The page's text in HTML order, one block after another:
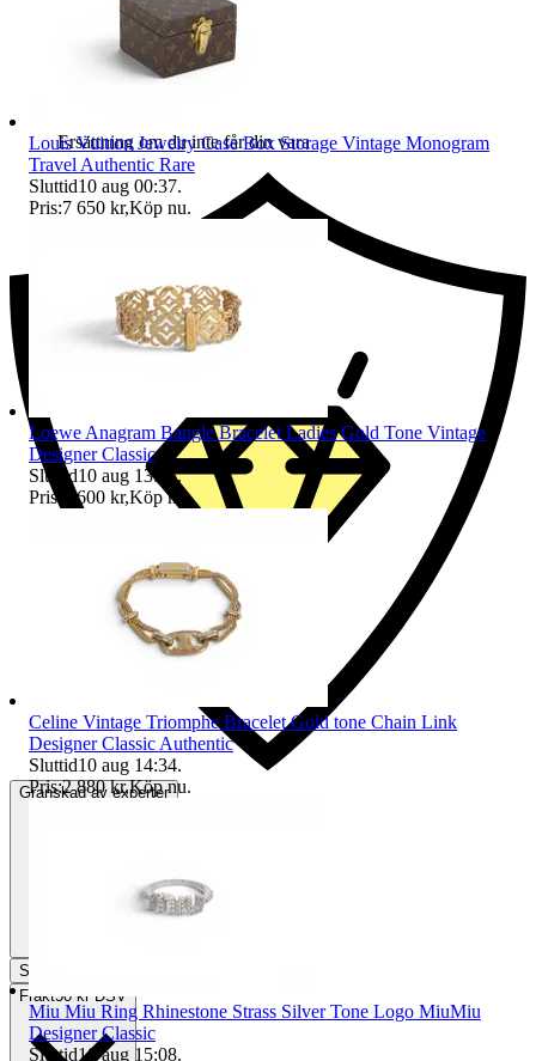
Ersättning om du inte får din vara
Granskad av experter
Slutade
Frakt50 kr DSV
Louis Vuitton Jewelry Case Box Storage Vintage Monogram
Travel Authentic Rare
Sluttid10 aug 00:37.
Pris:7 650 kr,Köp nu.
Loewe Anagram Bangle Bracelet Ladies Gold Tone Vintage
Designer Classic
Sluttid10 aug 13:55.
Pris:
3 600 kr,Köp nu.
Celine Vintage Triomphe Bracelet Gold tone Chain Link
Designer Classic Authentic
Sluttid10 aug 14:34.
Pris:2 880 kr,Köp nu.
Miu Miu Ring Rhinestone Strass Silver Tone Logo MiuMiu
Designer Classic
Sluttid10 aug 15:08.